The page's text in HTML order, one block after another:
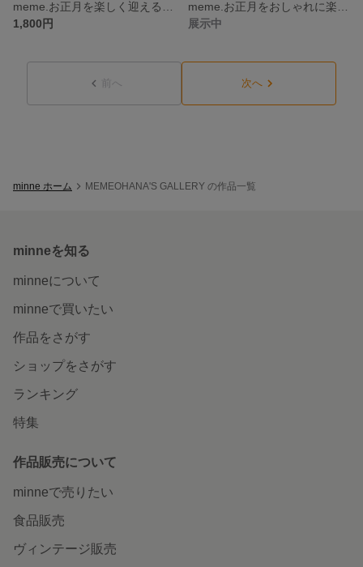
1,800円
展示中
前へ 次へ
minne ホーム MEMEOHANA'S GALLERY の作品一覧
minneを知る
minneについて
minneで買いたい
作品をさがす
ショップをさがす
ランキング
特集
作品販売について
minneで売りたい
食品販売
ヴィンテージ販売